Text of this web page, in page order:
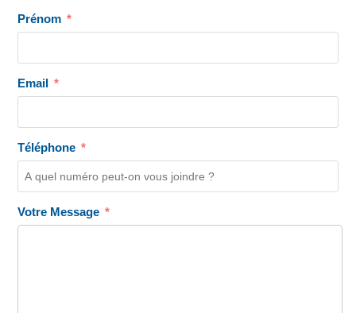
Prénom
Email
Téléphone
Votre Message